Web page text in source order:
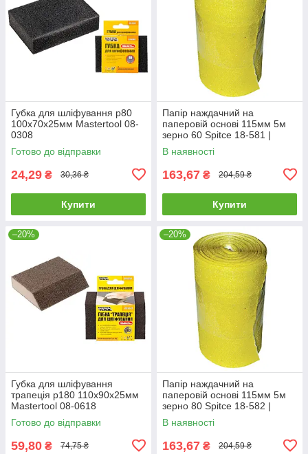
Губка для шліфування р80
100х70х25мм Mastertool 08-
0308
Готово до відправки
24,29 ₴ 30,36 ₴
Купити
Папір наждачний на
паперовій основі 115мм 5м
зерно 60 Spitce 18-581 |
шліфшкурка Бумага
наждачная на бумажной
В наявності
163,67 ₴ 204,59 ₴
Купити
–20%
Губка для шліфування
трапеція р180 110х90х25мм
Mastertool 08-0618
Готово до відправки
59,80 ₴ 74,75 ₴
–20%
Папір наждачний на
паперовій основі 115мм 5м
зерно 80 Spitce 18-582 |
шліфшкурка Бумага
наждачная на бумажной
В наявності
163,67 ₴ 204,59 ₴